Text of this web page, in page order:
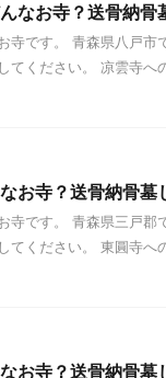
なお寺？送骨納骨
寺です。 青森県八戸市
てください。 凉雲寺
お寺？送骨納骨墓
寺です。 青森県三戸郡
てください。 東圓寺
お寺？送骨納骨墓